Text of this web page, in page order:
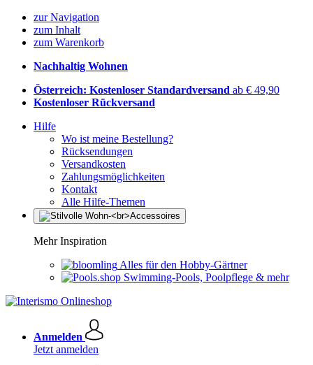
zur Navigation
zum Inhalt
zum Warenkorb
Nachhaltig Wohnen
Österreich: Kostenloser Standardversand ab € 49,90
Kostenloser Rückversand
Hilfe
Wo ist meine Bestellung?
Rücksendungen
Versandkosten
Zahlungsmöglichkeiten
Kontakt
Alle Hilfe-Themen
Mehr Inspiration
Alles für den Hobby-Gärtner
Swimming-Pools, Poolpflege & mehr
Anmelden
Jetzt anmelden